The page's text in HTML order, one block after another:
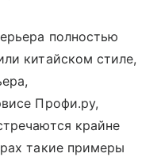
полностью
китайском стиле,
Профи.ру,
крайне
такие примеры